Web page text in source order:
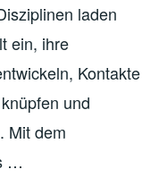
laden
ein, ihre
Kontakte
und
Mit dem
…